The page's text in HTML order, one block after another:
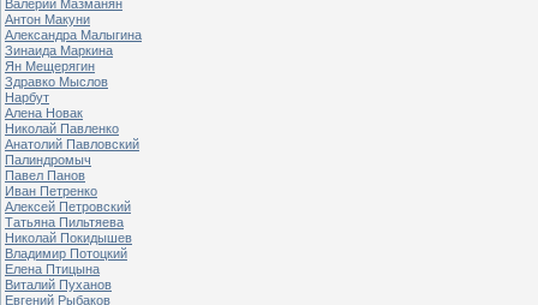
Валерий Мазманян
Антон Макуни
Александра Малыгина
Зинаида Маркина
Ян Мещерягин
Здравко Мыслов
Нарбут
Алена Новак
Николай Павленко
Анатолий Павловский
Палиндромыч
Павел Панов
Иван Петренко
Алексей Петровский
Татьяна Пильтяева
Николай Покидышев
Владимир Потоцкий
Елена Птицына
Виталий Пуханов
Евгений Рыбаков